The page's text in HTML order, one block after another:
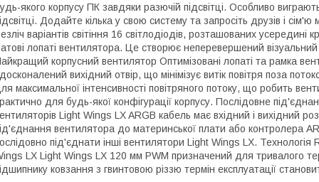
якого корпусу ПК завдяки разючій підсвітці. Особливо
Додайте кілька у свою систему та запросіть друзів і
варіантів світіння 16 світлодіодів, розташованих
лопаті вентилятора. Це створює неперевершений
корпусний вентилятор Оптимізовані лопаті та рамка
вихідний отвір, що мінімізує витік повітря поза
максимальної інтенсивності повітряного потоку, що робить
для будь-якої конфігурації корпусу. Послідовне
Light Wings LX ARGB кабель має вхідний і вихідний
вентилятора до материнської плати або контролера
під'єднати інші вентилятори Light Wings LX. Технологія
LX Light Wings LX 120 мм PWM призначений для тривалого
ковзання з гвинтовою різзю термін експлуатації